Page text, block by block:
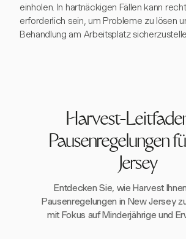
einholen. In hartnäckigen Fällen kann
erforderlich sein, um Probleme zu lösen
Behandlung am Arbeitsplatz
Harvest-
Pausenregelungen
Jersey
Entdecken Sie, wie Harvest
Pausenregelungen in New Jersey
mit Fokus auf Minderjährige und